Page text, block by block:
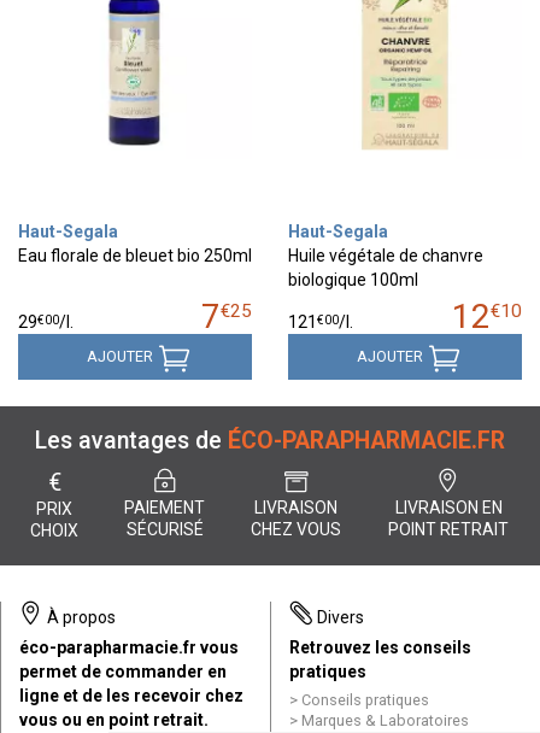
Haut-Segala
Eau florale de bleuet bio 250ml
7€25
29€00/
AJOUTER
Haut-Segala
Huile végétale de chanvre
biologique 100ml
12€10
121 €00/
AJOUTER
Les avantages de ÉCO-PARAPHARMACIE.FR
€
PRIX
CHOIX
PAIEMENT
SÉCURISÉ
LIVRAISON
CHEZ VOUS
LIVRAISON EN
POINT RETRAIT
À propos
éco-parapharmacie.fr vous
permet de commander en
ligne et de les recevoir chez
vous ou en point retrait.
Divers
Retrouvez les conseils
pratiques
Conseils pratiques
Marques & Laboratoires